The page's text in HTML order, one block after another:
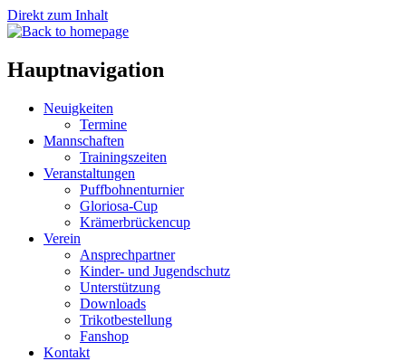
Direkt zum Inhalt
Hauptnavigation
Neuigkeiten
Termine
Mannschaften
Trainingszeiten
Veranstaltungen
Puffbohnenturnier
Gloriosa-Cup
Krämerbrückencup
Verein
Ansprechpartner
Kinder- und Jugendschutz
Unterstützung
Downloads
Trikotbestellung
Fanshop
Kontakt